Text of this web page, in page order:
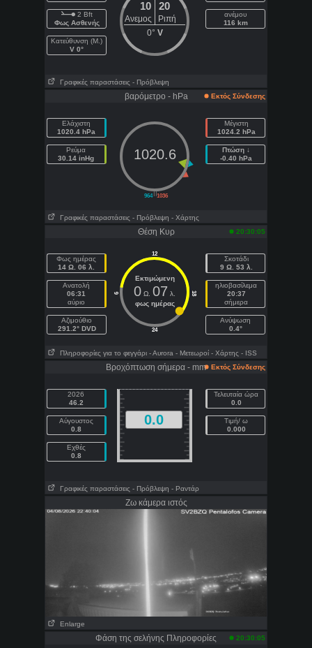
2 Bft
Φως Ασθενής
Κατεύθυνση (Μ.)
V 0°
10 20
Ανεμος
Ριπή
0° V
ανέμου
116 km
Γραφικές παραστάσεις - Πρόβλεψη
βαρόμετρο - hPa Εκτός Σύνδεσης
Ελάχιστη
1020.4 hPa
Ρεύμα
30.14 inHg
||
964 1036
1020.6
Μέγιστη
1024.2 hPa
Πτώση ↓
-0.40 hPa
Γραφικές παραστάσεις - Πρόβλεψη - Χάρτης
Θέση Κυρ 20:30:05
Φως ημέρας
14 Ω. 06 λ.
Ανατολή
06:31
αύριο
Aζιμούθιο
291.2° DVD
12
24
6 18
Εκτιμώμενη
0 Ω. 07 λ.
φως ημέρας
Σκοτάδι
9 Ω. 53 λ.
ηλιοβασίλεμα
20:37
σήμερα
Ανύψωση
0.4°
Πληροφορίες για το φεγγάρι - Αυrora - Μετεωροί - Χάρτης - ISS
Βροχόπτωση σήμερα - mm Εκτός Σύνδεσης
2026
46.2
Αύγουστος
0.8
Εχθές
0.8
0.0
Τελευταία ώρα
0.0
Τιμή/ ω
0.000
Γραφικές παραστάσεις - Πρόβλεψη - Ραντάρ
Ζω κάμερα ιστός
Enlarge
Φάση της σελήνης Πληροφορίες 20:30:05